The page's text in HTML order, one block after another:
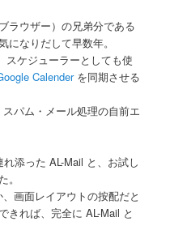
ラウザー）の兄弟分である
になりだして早数年。
スケジューラーとしても使
Calenderを同期させる
パム・メール処理の自前エ
添った AL-Mail と、お試し
画面レイアウトの按配だと
きれば、完全に AL-Mail と